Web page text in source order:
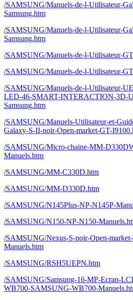
/SAMSUNG/Manuels-de-l-Utilisateur-
Samsung.htm
/SAMSUNG/Manuels-de-l-Utilisateur-
Samsung.htm
/SAMSUNG/Manuels-de-l-Utilisateur-
/SAMSUNG/Manuels-de-l-Utilisateur-
/SAMSUNG/Manuels-de-l-Utilisateur-
LED-46-SMART-INTERACTION-3D-
Samsung.htm
/SAMSUNG/Manuels-Utilisateur-et-
Galaxy-S-II-noir-Open-market-GT-
/SAMSUNG/Micro-chaine-MM-
Manuels.htm
/SAMSUNG/MM-C330D.htm
/SAMSUNG/MM-D330D.htm
/SAMSUNG/N145Plus-NP-N145P-
/SAMSUNG/N150-NP-N150-
/SAMSUNG/Nexus-S-noir-Open-
Manuels.htm
/SAMSUNG/RSH5UEPN.htm
/SAMSUNG/Samsung-16-MP-Ecran-
WB700-SAMSUNG-WB700-